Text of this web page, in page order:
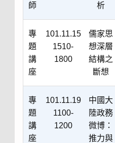
師
析
專
題
講
座
101.11.15
1510-
1800
儒家思
想深層
結構之
斷想
專
題
講
座
101.11.19
1100-
1200
中國大
陸政務
微博：
推力與